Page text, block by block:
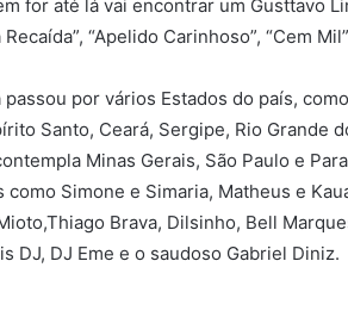
for até lá vai encontrar um Gusttavo
“Apelido Carinhoso”, “Cem
passou por vários Estados do país,
Santo, Ceará, Sergipe, Rio Grande
Minas Gerais, São Paulo e
como Simone e Simaria, Matheus e
Brava, Dilsinho, Bell
DJ, DJ Eme e o saudoso Gabriel Diniz.